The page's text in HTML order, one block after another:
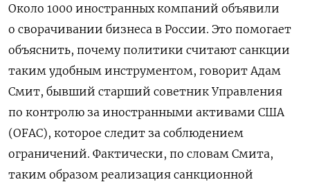
Около 1000 иностранных компаний объявили
о сворачивании бизнеса в России. Это помогает
объяснить, почему политики считают санкции
таким удобным инструментом, говорит Адам
Смит, бывший старший советник Управления
по контролю за иностранными активами США
(OFAC), которое следит за соблюдением
ограничений. Фактически, по словам Смита,
таким образом реализация санкционной